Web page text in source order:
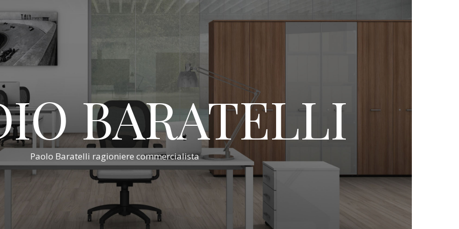
BARATELLI
Paolo Baratelli ragioniere commercialista